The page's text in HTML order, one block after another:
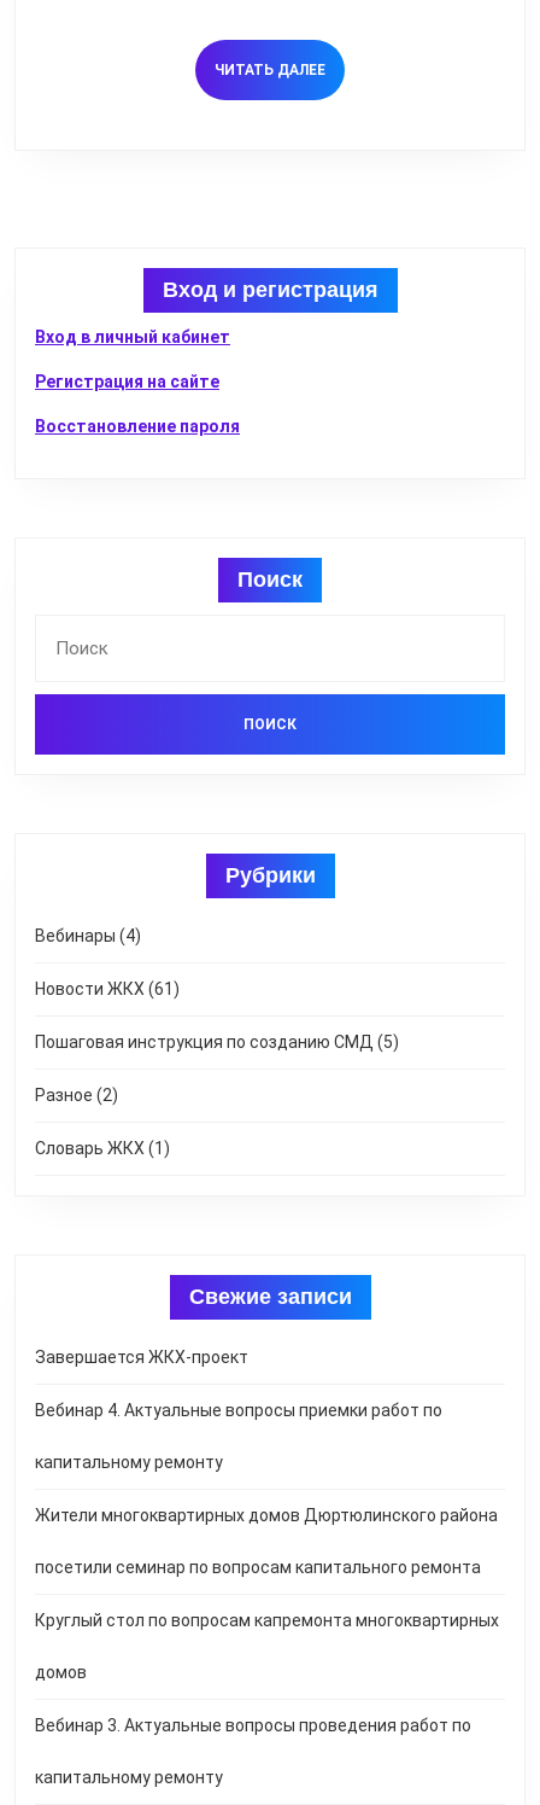
ЧИТАТЬ ДАЛЕЕЧИТАТЬ
ДАЛЕЕ
Вход и регистрация
Вход в личный кабинет
Регистрация на сайте
Восстановление пароля
Поиск
Рубрики
Вебинары (4)
Новости ЖКХ(61)
Пошаговая инструкция по созданию СМД (5)
Разное (2)
Словарь ЖКХ(1)
Свежие записи
Завершается ЖКХ-проект
Вебинар 4. Актуальные вопросы приемки работ по
капитальному ремонту
Жители многоквартирных домов Дюртюлинского района
посетили семинар по вопросам капитального ремонта
Круглый стол по вопросам капремонта многоквартирных
домов
Вебинар 3. Актуальные вопросы проведения работ по
капитальному ремонту